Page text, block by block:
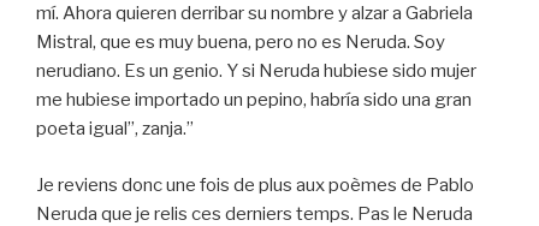
mí. Ahora quieren derribar su nombre y alzar a Gabriela
Mistral, que es muy buena, pero no es Neruda. Soy
nerudiano. Es un genio. Y si Neruda hubiese sido mujer
me hubiese importado un pepino, habría sido una gran
poeta igual”, zanja.”
Je reviens donc une fois de plus aux poèmes de Pablo
Neruda que je relis ces derniers temps. Pas le Neruda